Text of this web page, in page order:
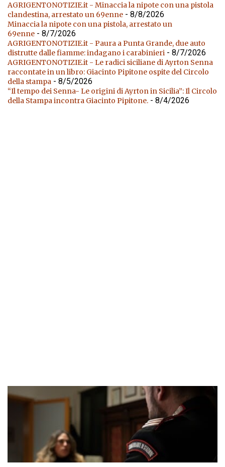
AGRIGENTONOTIZIE.it - Minaccia la nipote con una pistola
clandestina, arrestato un 69enne - 8/8/2026
Minaccia la nipote con una pistola, arrestato un
69enne - 8/7/2026
AGRIGENTONOTIZIE.it - Paura a Punta Grande, due auto
distrutte dalle fiamme: indagano i carabinieri - 8/7/2026
AGRIGENTONOTIZIE.it - Le radici siciliane di Ayrton Senna
raccontate in un libro: Giacinto Pipitone ospite del Circolo
della stampa - 8/5/2026
“Il tempo dei Senna- Le origini di Ayrton in Sicilia”: Il Circolo
della Stampa incontra Giacinto Pipitone. - 8/4/2026